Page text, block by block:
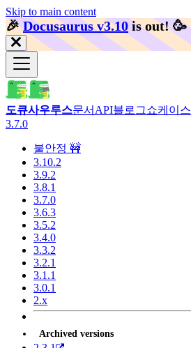
Skip to main content
🎉️Docusaurus v3.10 is out! 🥳️
도큐사우루스문서 API블로그쇼케이스
3.7.0
불안정 🚧
3.10.2
3.9.2
3.8.1
3.7.0
3.6.3
3.5.2
3.4.0
3.3.2
3.2.1
3.1.1
3.0.1
2.x
Archived versions